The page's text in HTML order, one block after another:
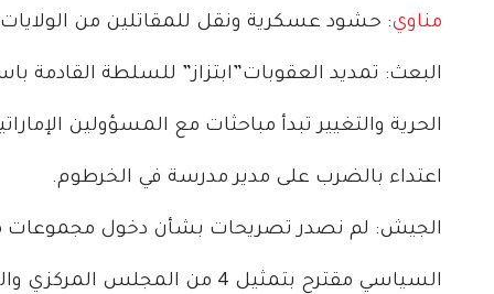
مناوي: حشود عسكرية ونقل للمقاتلين من
البعث: تمديد العقوبات”ابتزاز” للسلطة القادمة
الحرية والتغيير تبدأ مباحثات مع المسؤولين
اعتداء بالضرب على مدير مدرسة في الخرطوم.
الجيش: لم نصدر تصريحات بشأن دخول مجموعات
السياسي مقترح بتمثيل 4 من المجلس المركزي والكتلة في العملية السياسية.